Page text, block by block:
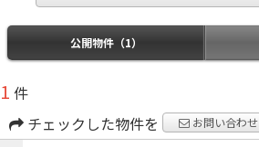
公開物件（1）
1 件
チェックした物件を
お問い合わせ